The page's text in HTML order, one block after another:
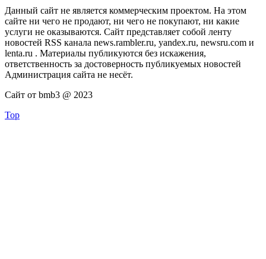
Данный сайт не является коммерческим проектом. На этом
сайте ни чего не продают, ни чего не покупают, ни какие
услуги не оказываются. Сайт представляет собой ленту
новостей RSS канала news.rambler.ru, yandex.ru, newsru.com и
lenta.ru . Материалы публикуются без искажения,
ответственность за достоверность публикуемых новостей
Администрация сайта не несёт.
Сайт от bmb3 @ 2023
Top